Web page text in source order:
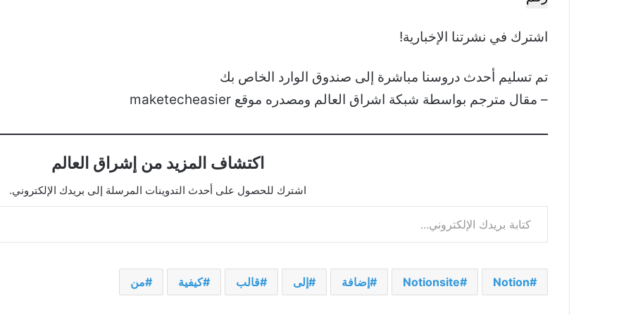
اشترك في نشرتنا الإخبارية!
تم تسليم أحدث دروسنا مباشرة إلى صندوق الوارد الخاص بك
– مقال مترجم بواسطة شبكة اشراق العالم ومصدره موقع maketecheasier
اكتشاف المزيد من إشراق العالم
اشترك للحصول على أحدث التدوينات المرسلة إلى بريدك الإلكتروني.
كتابة بريدك الإلكتروني...
Notion
Notionsite إضافة إلى قالب كيفية من